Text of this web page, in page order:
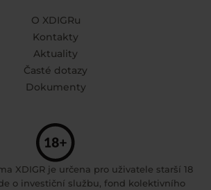
O XDIGRu
Kontakty
Aktuality
Časté dotazy
Dokumenty
XDIGR je určena pro uživatele starší 18
o investiční službu, fond kolektivního